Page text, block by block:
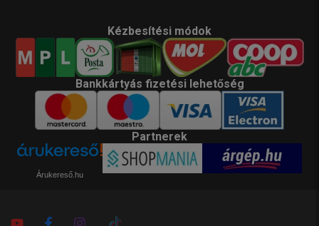
Kézbesítési módok
Bankkártyás fizetési lehetőség
Partnerek
Árukereső.hu